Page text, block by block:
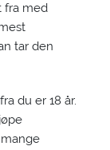
fra med
tar den
du er 18 år.